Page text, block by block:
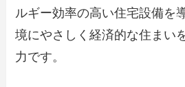
ルギー効率の高い住宅設備を
境にやさしく経済的な住まい
力です。